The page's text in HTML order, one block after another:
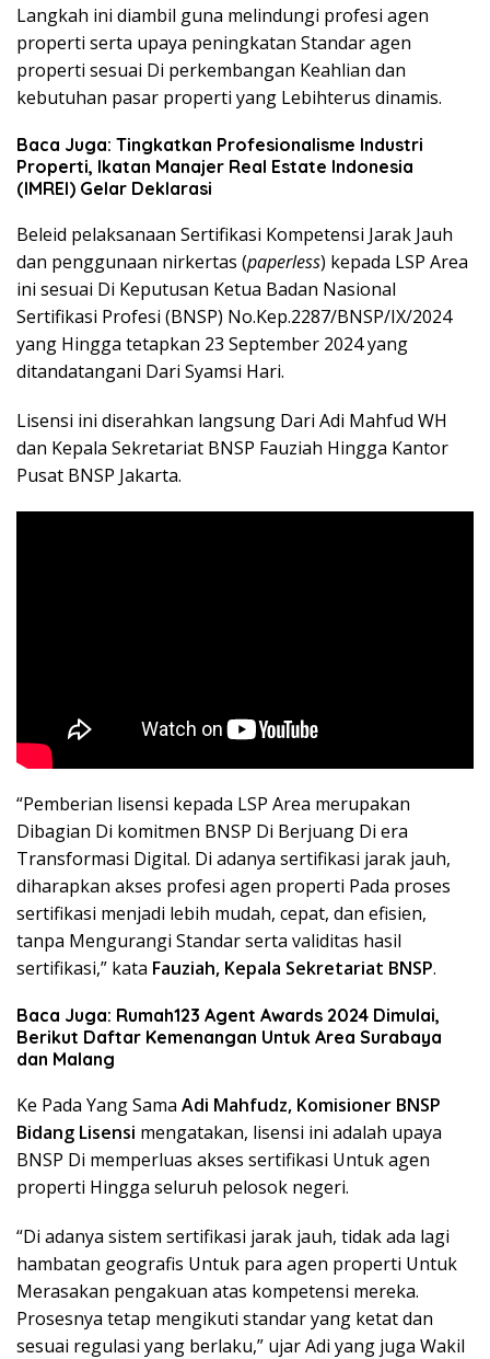
Langkah ini diambil guna melindungi profesi agen
properti serta upaya peningkatan Standar agen
properti sesuai Di perkembangan Keahlian dan
kebutuhan pasar properti yang Lebihterus dinamis.
Baca Juga: Tingkatkan Profesionalisme Industri
Properti, Ikatan Manajer Real Estate Indonesia
(IMREI) Gelar Deklarasi
Beleid pelaksanaan Sertifikasi Kompetensi Jarak Jauh
dan penggunaan nirkertas (paperless) kepada LSP Area
ini sesuai Di Keputusan Ketua Badan Nasional
Sertifikasi Profesi (BNSP) No.Kep.2287/BNSP/IX/2024
yang Hingga tetapkan 23 September 2024 yang
ditandatangani Dari Syamsi Hari.
Lisensi ini diserahkan langsung Dari Adi Mahfud WH
dan Kepala Sekretariat BNSP Fauziah Hingga Kantor
Pusat BNSP Jakarta.
“Pemberian lisensi kepada LSP Area merupakan
Dibagian Di komitmen BNSP Di Berjuang Di era
Transformasi Digital. Di adanya sertifikasi jarak jauh,
diharapkan akses profesi agen properti Pada proses
sertifikasi menjadi lebih mudah, cepat, dan efisien,
tanpa Mengurangi Standar serta validitas hasil
sertifikasi,” kata Fauziah, Kepala Sekretariat BNSP.
Baca Juga: Rumah123 Agent Awards 2024 Dimulai,
Berikut Daftar Kemenangan Untuk Area Surabaya
dan Malang
Ke Pada Yang Sama Adi Mahfudz, Komisioner BNSP
Bidang Lisensi mengatakan, lisensi ini adalah upaya
BNSP Di memperluas akses sertifikasi Untuk agen
properti Hingga seluruh pelosok negeri.
“Di adanya sistem sertifikasi jarak jauh, tidak ada lagi
hambatan geografis Untuk para agen properti Untuk
Merasakan pengakuan atas kompetensi mereka.
Prosesnya tetap mengikuti standar yang ketat dan
sesuai regulasi yang berlaku,” ujar Adi yang juga Wakil